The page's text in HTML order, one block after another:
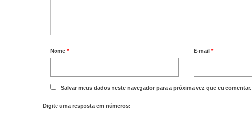
Nome * E-mail*
Salvar meus dados neste navegador para a próxima vez que eu comentar.
Digite uma resposta em números: